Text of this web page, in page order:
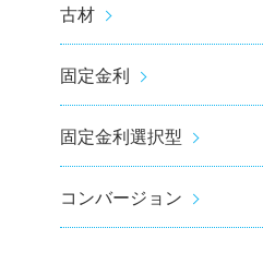
古材
固定金利
固定金利選択型
コンバージョン